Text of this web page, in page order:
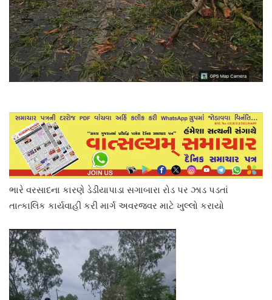
ભારે વરસાદના કારણે ડેડીયાપાડા સગાબારા રોડ પર ઝાડ પડતાં
તાત્કાલિક કાર્યવાહી કરી માર્ગ અવરજવર માટે ખુલ્લો કરાયો